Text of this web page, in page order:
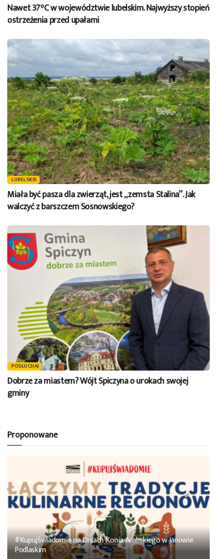
Nawet 37°C w województwie lubelskim. Najwyższy stopień
ostrzeżenia przed upałami
LUBELSKIE
Miała być pasza dla zwierząt, jest „zemsta Stalina”. Jak
walczyć z barszczem Sosnowskiego?
POSŁUCHAJ
Dobrze za miastem? Wójt Spiczyna o urokach swojej
gminy
Proponowane
#KupujŚwiadomie na Dniach Konia Arabskiego w Janowie
Podlaskim